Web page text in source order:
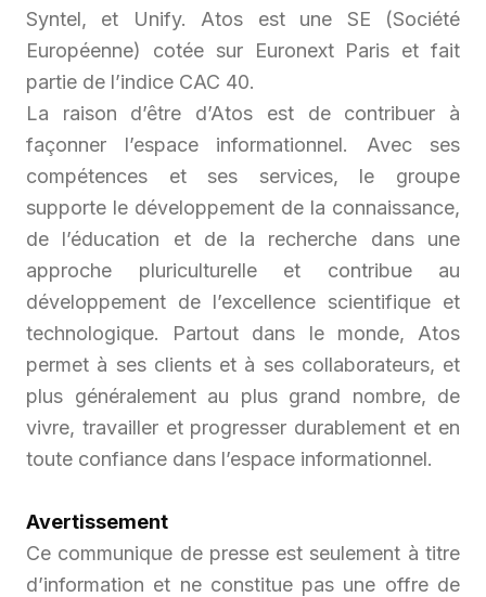
Syntel, et Unify. Atos est une SE (Société
Européenne) cotée sur Euronext Paris et fait
partie de l’indice CAC 40.
La raison d’être d’Atos est de contribuer à
façonner l’espace informationnel. Avec ses
compétences et ses services, le groupe
supporte le développement de la connaissance,
de l’éducation et de la recherche dans une
approche pluriculturelle et contribue au
développement de l’excellence scientifique et
technologique. Partout dans le monde, Atos
permet à ses clients et à ses collaborateurs, et
plus généralement au plus grand nombre, de
vivre, travailler et progresser durablement et en
toute confiance dans l’espace informationnel.
Avertissement
Ce communique de presse est seulement à titre
d’information et ne constitue pas une offre de